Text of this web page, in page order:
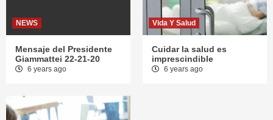
NEWS
Mensaje del Presidente
Giammattei 22-21-20
6 years ago
Vida Y Salud
Cuidar la salud es
imprescindible
6 years ago